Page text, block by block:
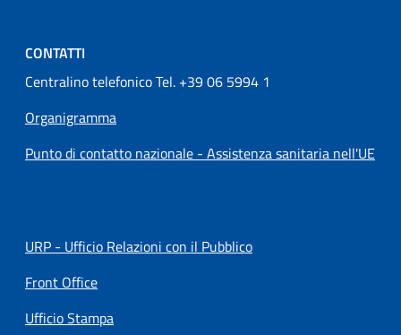
CONTATTI
Centralino telefonico Tel. +39 06 5994 1
Organigramma
Punto di contatto nazionale - Assistenza sanitaria nell'UE
URP - Ufficio Relazioni con il Pubblico
Front Office
Ufficio Stampa